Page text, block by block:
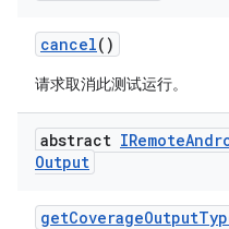
cancel()
请求取消此测试运行。
abstract IRemote
Output
getCoverageOutput